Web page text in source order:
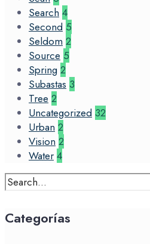
Search 4
Second 5
Seldom 2
Source 5
Spring 2
Subastas 3
Tree 2
Uncategorized 32
Urban 2
Vision 2
Water 4
Search
for:
Categorías